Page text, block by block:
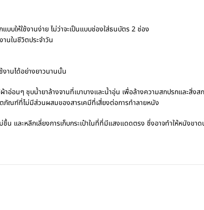
บให้ใช้งานง่าย ไม่ว่าจะเป็นแบบช่องใส่ธนบัตร 2 ช่อง
นในชีวิตประจำวัน
งานได้อย่างยาวนานนั้น
ผ้าอ่อนๆ ชุบน้ำยาล้างจานที่เบาบางและน้ำอุ่น เพื่อล้างความสกปรกแ
ภัณฑ์ที่ไม่มีส่วนผสมของสารเคมีที่เสี่ยงต่อการทำลายหนัง
ชื้น และหลีกเลี่ยงการเก็บกระเป๋าในที่ที่มีแสงแดดตรง ซึ่งอาจทำให้หนังข